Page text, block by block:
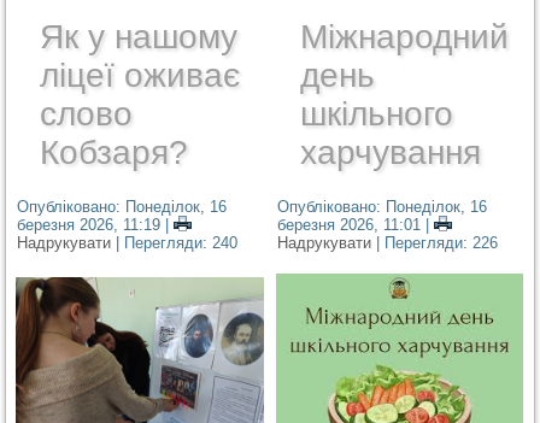
Як у нашому
ліцеї оживає
слово
Кобзаря?
Опубліковано: Понеділок, 16
березня 2026, 11:19 |
Надрукувати | Перегляди: 240
Міжнародний
день
шкільного
харчування
Опубліковано: Понеділок, 16
березня 2026, 11:01 |
Надрукувати | Перегляди: 226